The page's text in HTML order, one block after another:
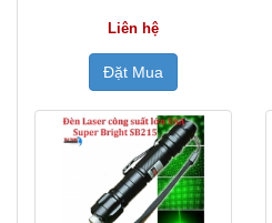
Liên hệ
Đặt Mua